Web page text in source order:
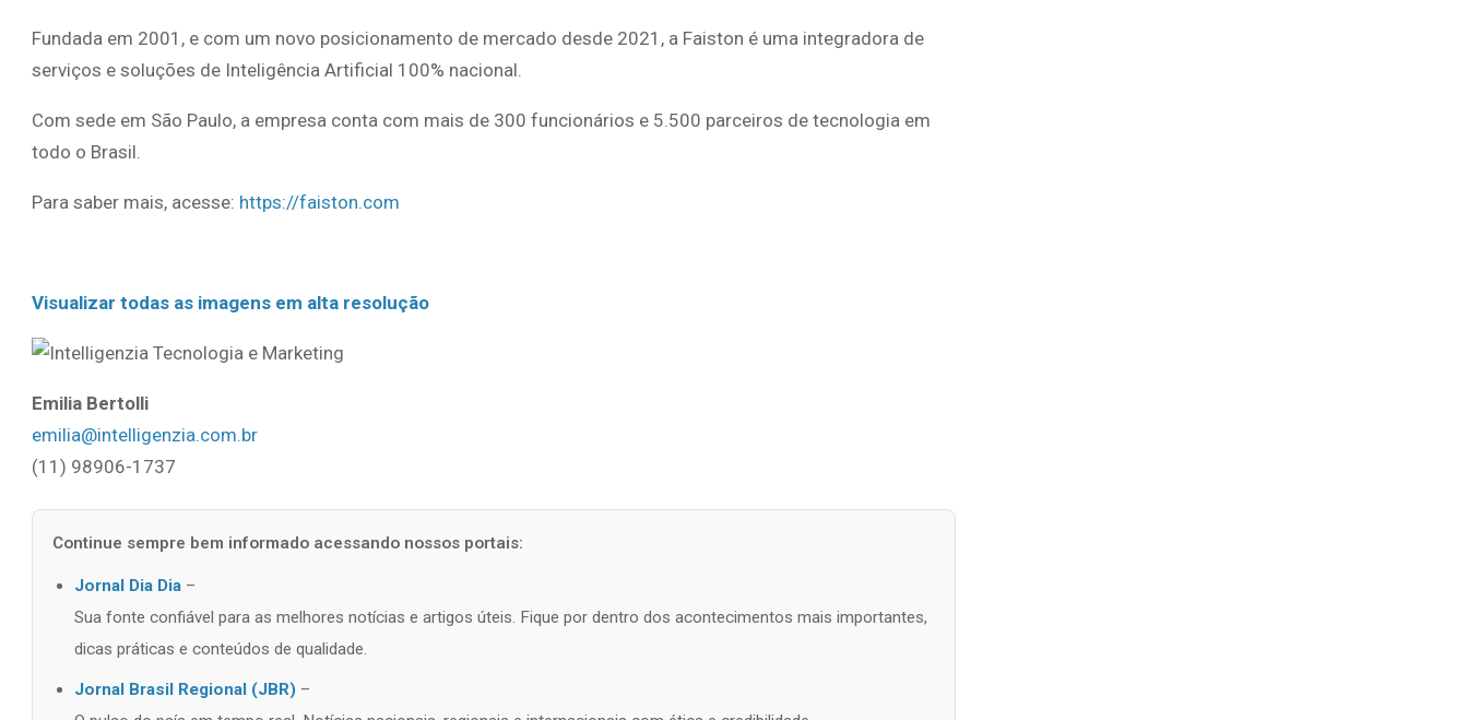
Fundada em 2001, e com um novo posicionamento de mercado desde 2021, a Faiston é uma integradora de
serviços e soluções de Inteligência Artificial 100% nacional.
Com sede em São Paulo, a empresa conta com mais de 300 funcionários e 5.500 parceiros de tecnologia em
todo o Brasil.
Para saber mais, acesse: https://faiston.com
Visualizar todas as imagens em alta resolução
Emilia Bertolli
emilia@intelligenzia.com.br
(11) 98906-1737
Continue sempre bem informado acessando nossos portais:
Jornal Dia Dia –
Sua fonte confiável para as melhores notícias e artigos úteis. Fique por dentro dos acontecimentos mais importantes,
dicas práticas e conteúdos de qualidade.
Jornal Brasil Regional (JBR) –